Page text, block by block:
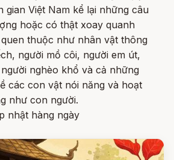
gian Việt Nam kể lại những câu
hoặc có thật xoay quanh
thuộc như nhân vật thông
người mồ côi, người em út,
nghèo khổ và cả những
các con vật nói năng và hoạt
như con người.
nhật hàng ngày